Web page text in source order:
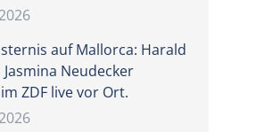
auf Mallorca: Harald
Neudecker
ZDF live vor Ort.